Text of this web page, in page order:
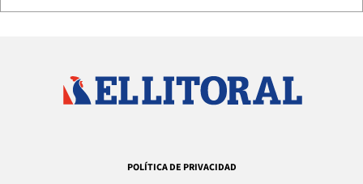
POLÍTICA DE PRIVACIDAD